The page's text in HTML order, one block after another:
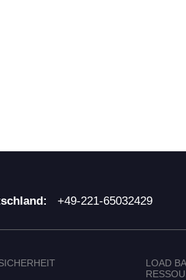
+49-221-65032429
LOAD